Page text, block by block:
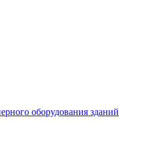
оборудования зданий